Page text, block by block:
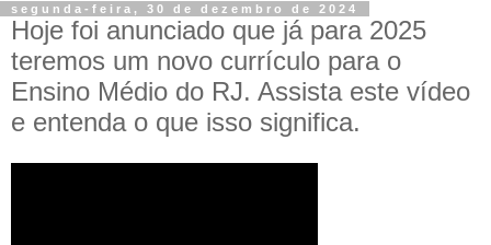
segunda-feira, 30 de dezembro de 2024
Hoje foi anunciado que já para 2025
teremos um novo currículo para o
Ensino Médio do RJ. Assista este vídeo
e entenda o que isso significa.